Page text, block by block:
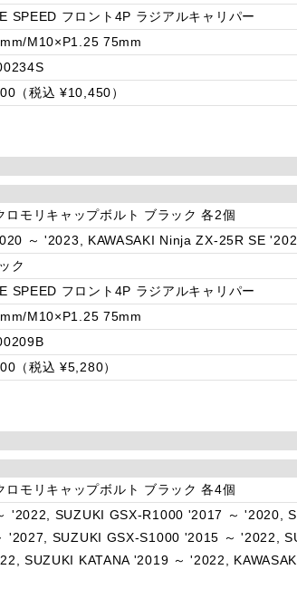
SPEED フロント4P ラジアルキャリパー
M10×P1.25 75mm
（税込 ¥10,450）
モリキャップボルト ブラック 各2個
～ '2023, KAWASAKI Ninja ZX-25R SE
ク
SPEED フロント4P ラジアルキャリパー
M10×P1.25 75mm
（税込 ¥5,280）
モリキャップボルト ブラック 各4個
'2022, SUZUKI GSX-R1000 '2017 ～ '2020,
'2027, SUZUKI GSX-S1000 '2015 ～ '2022,
SUZUKI KATANA '2019 ～ '2022,